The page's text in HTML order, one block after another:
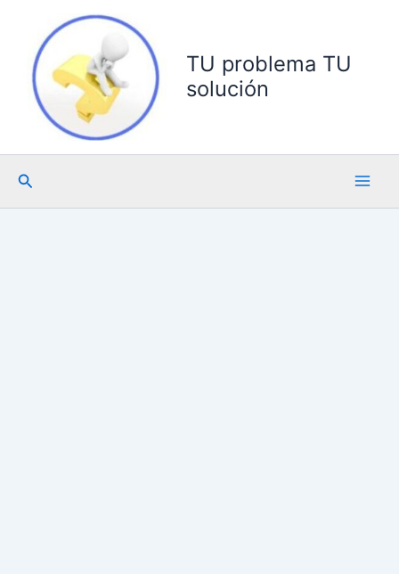
contenido
TU problema TU
solución
Buscar